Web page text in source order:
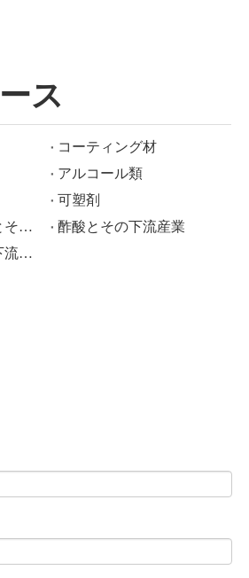
ス
コーティング材
アルコール類
可塑剤
フェノールケトンとその下流産業
酢酸とその下流産業
メタノールとその下流産業